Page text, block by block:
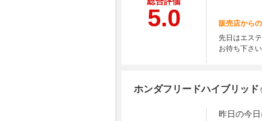
5.0
販売店から
先日はエス
お待ち下さ
ホンダフリードハイブリッド
昨日の今